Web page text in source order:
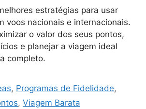
estratégias para usar
voos nacionais e internacionais.
o valor dos seus pontos,
e planejar a viagem ideal
completo.
, Programas de Fidelidade,
, Viagem Barata